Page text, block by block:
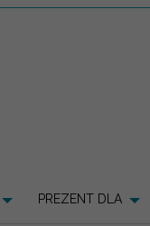
PREZENT DLA